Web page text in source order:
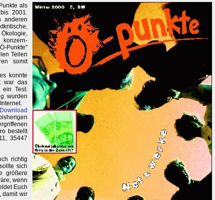
als
2001.
anderen
Punkte"
Teilen
somit
konnte
war das
ein Test:
wurden
Download
bestellt
35447
richtig
sich
größere
wenn
Euch
damit wir